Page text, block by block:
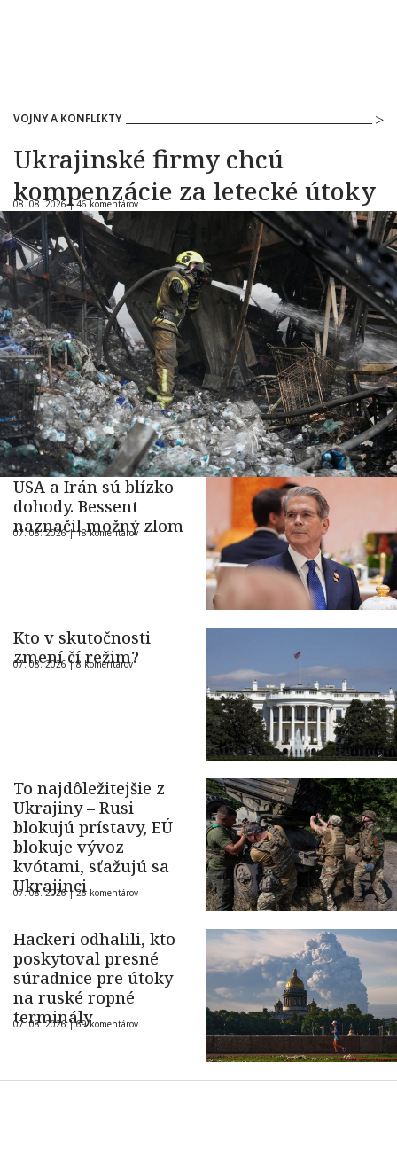
VOJNY A KONFLIKTY
Ukrajinské firmy chcú
kompenzácie za letecké útoky
08. 08. 2026 |46 komentárov
USA a Irán sú blízko
dohody. Bessent
naznačil možný zlom
07. 08. 2026 |18 komentárov
Kto v skutočnosti
zmení čí režim?
07. 08. 2026 |8 komentárov
To najdôležitejšie z
Ukrajiny – Rusi
blokujú prístavy, EÚ
blokuje vývoz
kvótami, sťažujú sa
Ukrajinci
07. 08. 2026 |26 komentárov
Hackeri odhalili, kto
poskytoval presné
súradnice pre útoky
na ruské ropné
terminály
07. 08. 2026 |69 komentárov